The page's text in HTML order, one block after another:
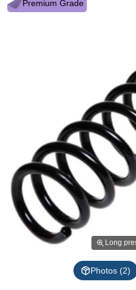
Premium Grade
Long
Photos (2)